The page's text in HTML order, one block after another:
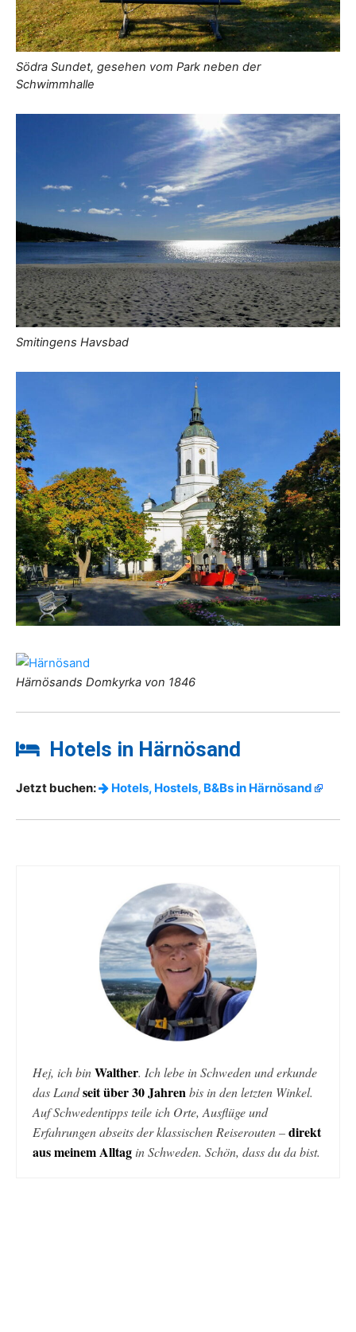
Södra Sundet, gesehen vom Park neben der
Schwimmhalle
Smitingens Havsbad
Härnösands Domkyrka von 1846
Hotels in Härnösand
Jetzt buchen: Hotels, Hostels, B&Bs in Härnösand
Hej, ich binWalther. Ich lebe in Schweden und erkunde
das Landseit über 30 Jahrenbis in den letzten Winkel.
Auf Schwedentipps teile ich Orte, Ausflüge und
Erfahrungen abseits der klassischen Reiserouten –direkt
aus meinem Alltag in Schweden. Schön, dass du da bist.